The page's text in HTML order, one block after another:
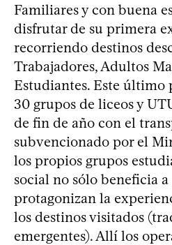
Familiares y con buena
disfrutar de su primera
recorriendo destinos
Trabajadores, Adultos
Estudiantes. Este último
30 grupos de liceos y
de fin de año con el
subvencionado por el
los propios grupos
social no sólo beneficia
protagonizan la
los destinos visitados
emergentes). Allí los